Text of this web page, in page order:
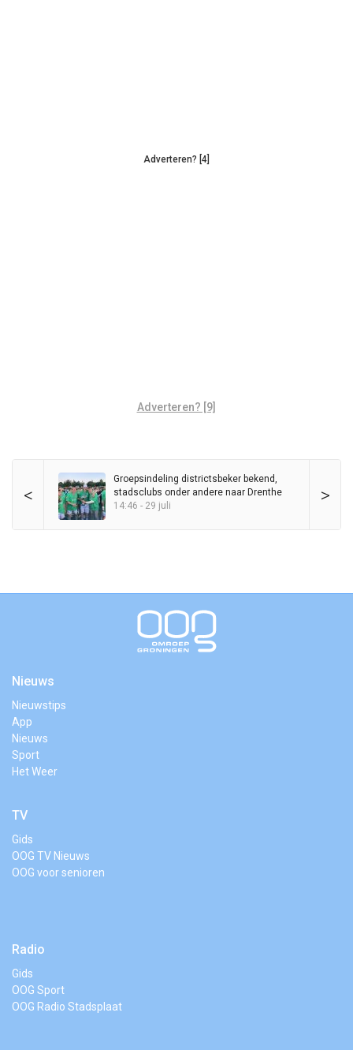
Adverteren? [4]
Adverteren? [9]
< >
Groepsindeling districtsbeker bekend,
stadsclubs onder andere naar Drenthe
14:46 - 29 juli
Nieuws
Nieuwstips
App
Nieuws
Sport
Het Weer
TV
Gids
OOG TV Nieuws
OOG voor senioren
Radio
Gids
OOG Sport
OOG Radio Stadsplaat